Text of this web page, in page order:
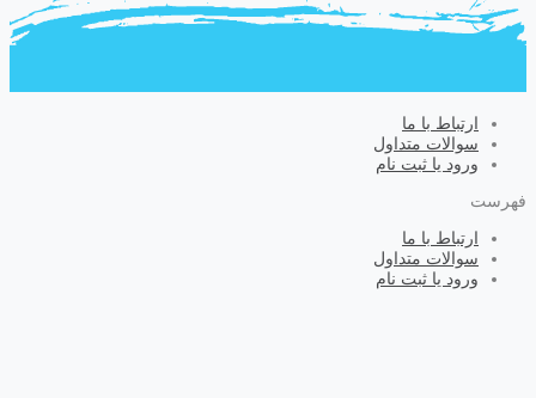
ارتباط با ما
سوالات متداول
ورود یا ثبت نام
فهرست
ارتباط با ما
سوالات متداول
ورود یا ثبت نام